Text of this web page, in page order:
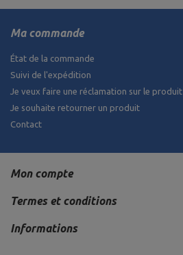
Ma commande
État de la commande
Suivi de l'expédition
Je veux faire une réclamation sur le produit
Je souhaite retourner un produit
Contact
Mon compte
Termes et conditions
Informations